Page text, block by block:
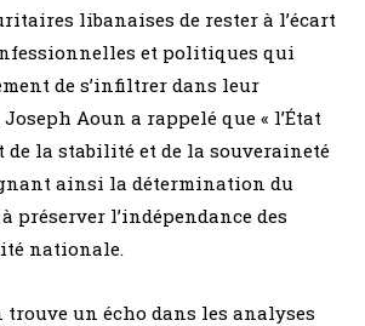
libanaises de rester à l’écart
et politiques qui
de s’infiltrer dans leur
Aoun a rappelé que « l’État
de la stabilité et de la souveraineté
ainsi la détermination du
préserver l’indépendance des
nationale.
trouve un écho dans les analyses